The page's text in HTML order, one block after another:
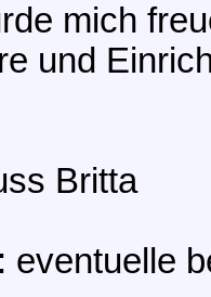
mich
und
Britta
eventuelle